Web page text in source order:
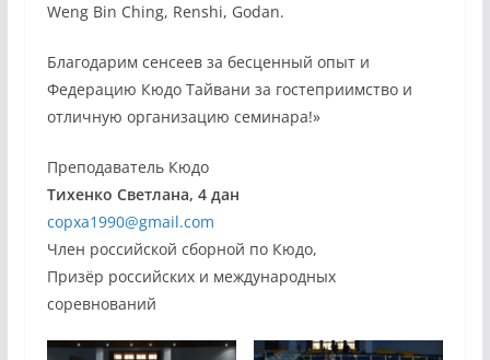
Weng Bin Ching, Renshi, Godan.
Благодарим сенсеев за бесценный опыт и
Федерацию Кюдо Тайвани за гостеприимство и
отличную организацию семинара!»
Преподаватель Кюдо
Тихенко Светлана, 4 дан
copxa1990@gmail.com
Член российской сборной по Кюдо,
Призёр российских и международных
соревнований